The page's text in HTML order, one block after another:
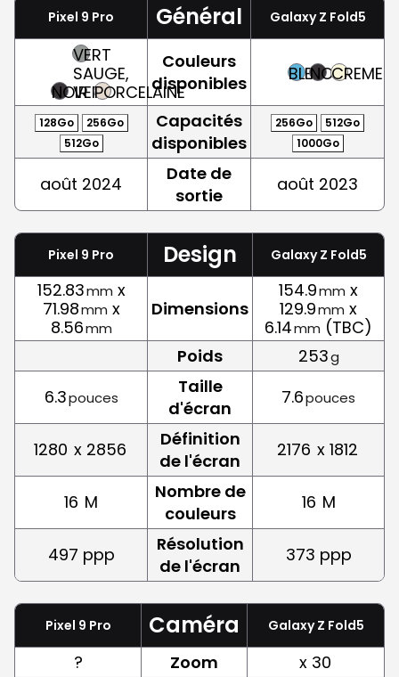
Pixel 9 Pro Général Galaxy Z Fold5
NOIR
VERT
SAUGE,
VERTPORCELAINE
Couleurs
disponibles
BLEUNOIRCREME
128Go
256Go
512Go
Capacités
disponibles
256Go
512Go
1000Go
août 2024
Date de
sortie
août 2023
Pixel 9 Pro Design Galaxy Z Fold5
152.83mm x
71.98mm x
8.56mm
Dimensions
154.9mm x
129.9mm x
6.14mm (TBC)
Poids
253g
6.3pouces
Taille
d'écran
7.6pouces
1280 x 2856
Définition
de l'écran
2176 x 1812
16 M
Nombre de
couleurs
16 M
497 ppp
Résolution
de l'écran
373 ppp
Pixel 9 Pro Caméra Galaxy Z Fold5
? Zoom
x 30